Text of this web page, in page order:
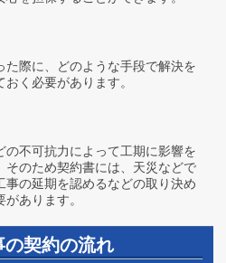
た際に、どのような手段で解決を
く必要があります。
の不可抗力によって工期に影響を
そのため契約書には、天災などで
事の延期を認めるなどの取り決め
あります。
の契約の流れ